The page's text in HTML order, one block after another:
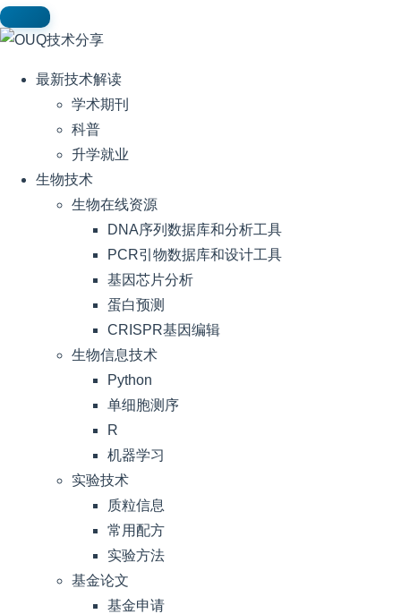
最新技术解读
学术期刊
科普
升学就业
生物技术
生物在线资源
DNA序列数据库和分析工具
PCR引物数据库和设计工具
基因芯片分析
蛋白预测
CRISPR基因编辑
生物信息技术
Python
单细胞测序
R
机器学习
实验技术
质粒信息
常用配方
实验方法
基金论文
基金申请